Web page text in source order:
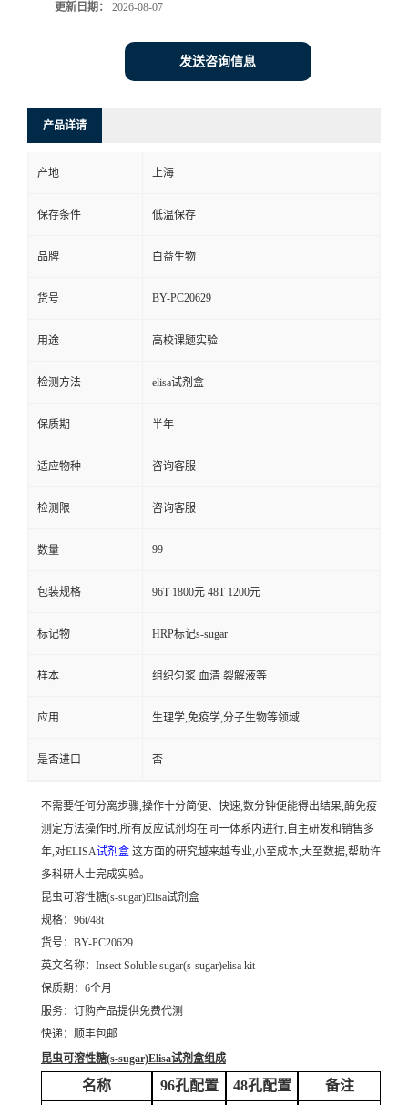
更新日期： 2026-08-07
发送咨询信息
产品详请
产地 上海
保存条件 低温保存
品牌 白益生物
货号 BY-PC20629
用途 高校课题实验
检测方法 elisa试剂盒
保质期 半年
适应物种 咨询客服
检测限 咨询客服
数量 99
包装规格 96T 1800元 48T 1200元
标记物 HRP标记s-sugar
样本 组织匀浆 血清 裂解液等
应用 生理学,免疫学,分子生物等领域
是否进口 否
不需要任何分离步骤,操作十分简便、快速,数分钟便能得出结果,酶免疫
测定方法操作时,所有反应试剂均在同一体系内进行,自主研发和销售多
年,对ELISA试剂盒 这方面的研究越来越专业,小至成本,大至数据,帮助许
多科研人士完成实验。
昆虫可溶性糖(s-sugar)Elisa试剂盒
规格：96t/48t
货号：BY-PC20629
英文名称： Insect Soluble sugar(s-sugar)elisa kit
保质期：6个月
服务：订购产品提供免费代测
快递：顺丰包邮
昆虫可溶性糖(s-sugar)Elisa试剂盒组成
名称 96孔配置 48孔配置 备注